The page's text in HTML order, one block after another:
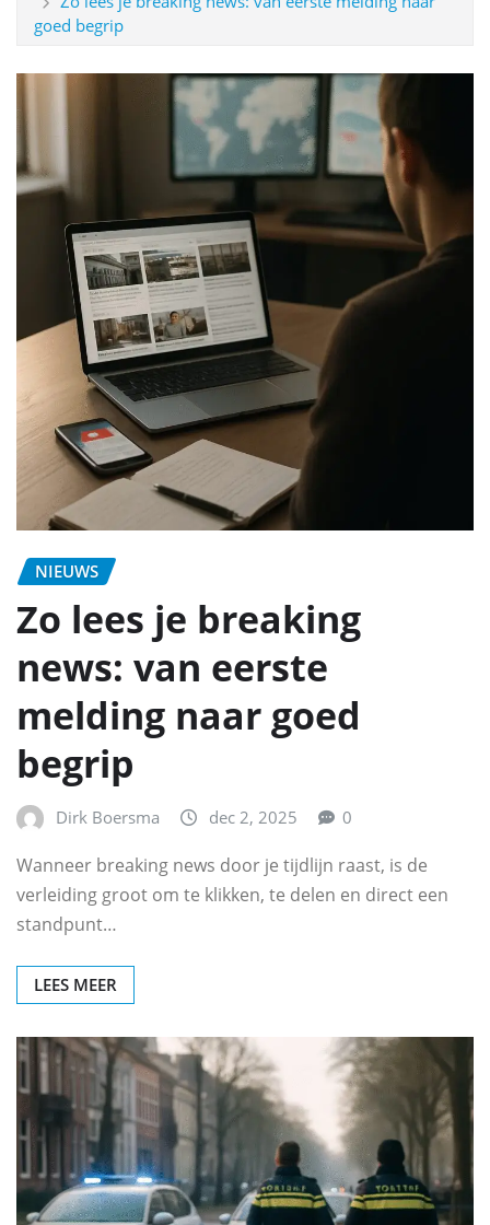
goed begrip
NIEUWS
Zo lees je breaking
news: van eerste
melding naar goed
begrip
Dirk Boersma dec 2, 2025 0
Wanneer breaking news door je tijdlijn raast, is de
verleiding groot om te klikken, te delen en direct een
standpunt…
LEES MEER